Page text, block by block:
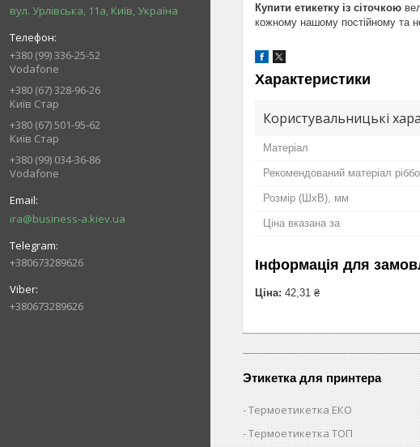
вул. Урлівська, 11а, Київ, Україна
+380 (99) 336-25-52
Vodafone
+380 (67) 328-96-26
Київ Стар
+380 (67) 501-95-62
Київ Стар
+380 (99) 034-36-86
Vodafone
ira@business-a.kiev.ua
+380673289626
+380673289626
Купити етикетку із сіточкою
кожному нашому постійному та
Характеристики
Користувальницькі
Матеріал
Рекомендований матеріал
Розмір (ШхВ), мм
Ціна вказана за
Інформація для
Ціна: 42,31 ₴
Этикетка для принтера
Термоетикетка ЕКО
Термоетикетка ТОП